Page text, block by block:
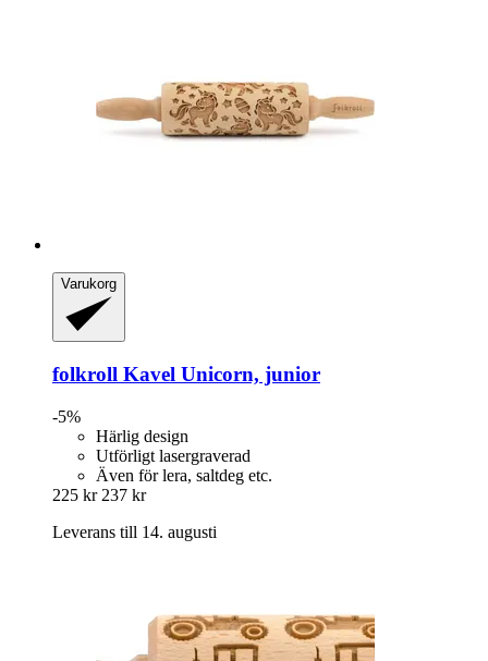
Varukorg
folkroll Kavel Unicorn, junior
-5%
Härlig design
Utförligt lasergraverad
Även för lera, saltdeg etc.
225 kr 237 kr
Leverans till 14. augusti